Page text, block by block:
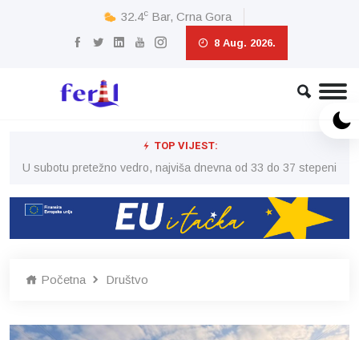
32.4c Bar, Crna Gora
8 Aug. 2026.
TOP VIJEST:
U subotu pretežno vedro, najviša dnevna od 33 do 37 stepeni
Početna Društvo